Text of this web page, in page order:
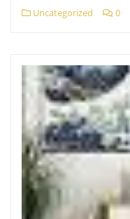
Uncategorized 0